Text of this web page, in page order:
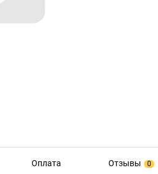
Оплата Отзывы 0